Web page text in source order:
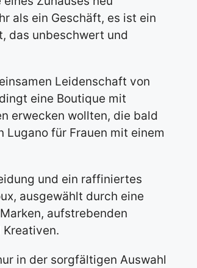
als ein Geschäft, es ist ein
das unbeschwert und
Leidenschaft von
eine Boutique mit
erwecken wollten, die bald
Lugano für Frauen mit einem
und ein raffiniertes
ausgewählt durch eine
aufstrebenden
Kreativen.
in der sorgfältigen Auswahl